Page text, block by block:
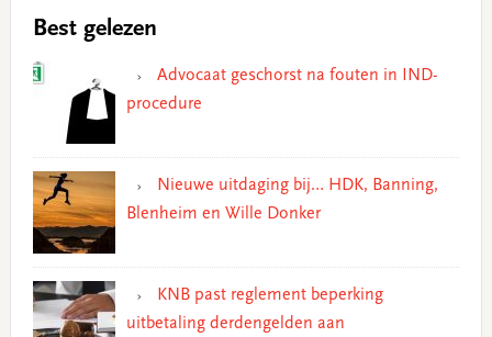
Best gelezen
Advocaat geschorst na fouten in IND-
procedure
Nieuwe uitdaging bij… HDK, Banning,
Blenheim en Wille Donker
KNB past reglement beperking
uitbetaling derdengelden aan